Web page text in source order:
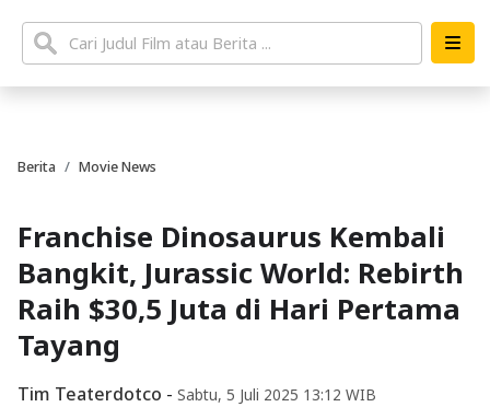
Berita Movie News
Franchise Dinosaurus Kembali
Bangkit, Jurassic World: Rebirth
Raih $30,5 Juta di Hari Pertama
Tayang
Tim Teaterdotco - Sabtu, 5 Juli 2025 13:12 WIB